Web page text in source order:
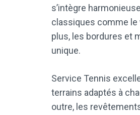
s’intègre
classiques comme le
plus, les bordures et
unique.
Service Tennis
terrains adaptés à
outre, les